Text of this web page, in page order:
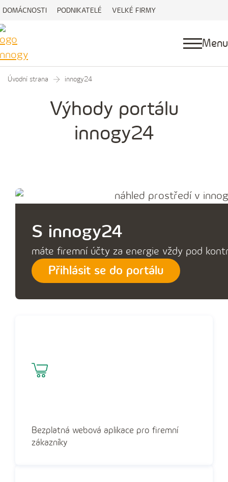
DOMÁCNOSTI PODNIKATELÉ VELKÉ FIRMY
Menu
Úvodní strana innogy24
Výhody portálu
innogy24
S innogy24
máte firemní účty za energie vždy pod
Přihlásit se do portálu
Bezplatná webová aplikace pro ‍firemní
zákazníky